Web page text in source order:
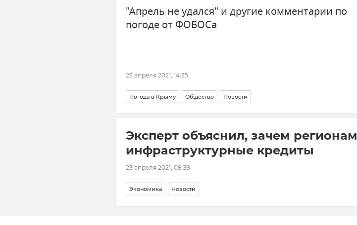
"Апрель не удался" и другие комментарии по
погоде от ФОБОСа
23 апреля 2021, 14:35
Погода в Крыму Общество Новости
Эксперт объяснил, зачем регионам
инфраструктурные кредиты
23 апреля 2021, 08:39
Экономика Новости